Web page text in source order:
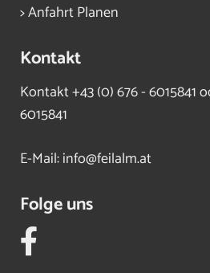
> Anfahrt Planen
Kontakt
Kontakt+43 (0) 676 - 6015841
6015841
E-Mail:info@feilalm.at
Folge uns